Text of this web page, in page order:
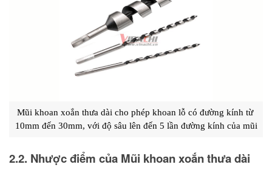
Mũi khoan xoắn thưa dài cho phép khoan lỗ có đường kính từ
10mm đến 30mm, với độ sâu lên đến 5 lần đường kính của mũi
2.2. Nhược điểm của Mũi khoan xoắn thưa dài